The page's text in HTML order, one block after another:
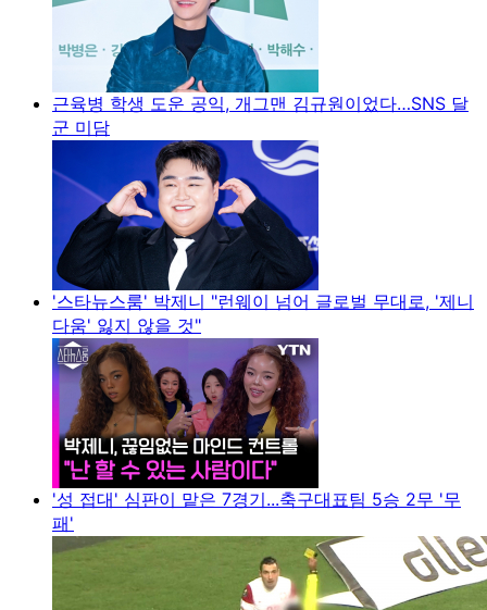
근육병 학생 도운 공익, 개그맨 김규원이었다…SNS 달
군 미담
'스타뉴스룸' 박제니 "런웨이 넘어 글로벌 무대로, '제니
다움' 잃지 않을 것"
'성 접대' 심판이 맡은 7경기...축구대표팀 5승 2무 '무
패'